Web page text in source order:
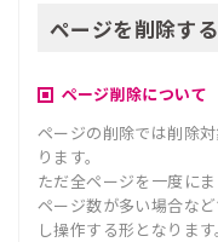
ページを削除す
ページ削除について
ページの削除では削除
ります。
ただ全ページを一度に
ページ数が多い場合な
し操作する形となります